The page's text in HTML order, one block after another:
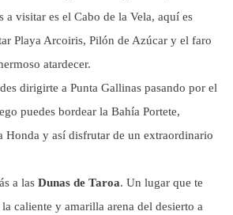
a visitar es el Cabo de la Vela, aquí es
Playa Arcoiris, Pilón de Azúcar y el faro
atardecer.
dirigirte a Punta Gallinas pasando por el
puedes bordear la Bahía Portete,
Honda y así disfrutar de un extraordinario
a las Dunas de Taroa. Un lugar que te
caliente y amarilla arena del desierto a